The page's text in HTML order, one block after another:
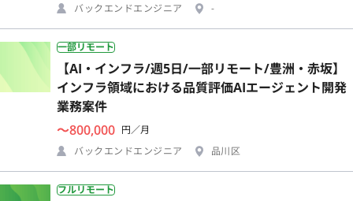
バックエンドエンジニア
-
一部リモート
【AI・インフラ/週5日/一部リモート/豊洲・赤坂】
インフラ領域における品質評価AIエージェント開発
業務案件
〜800,000 円／月
バックエンドエンジニア
品川区
フルリモート